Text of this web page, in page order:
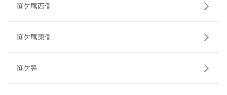
笹ケ尾西側
笹ケ尾東側
笹ケ鼻